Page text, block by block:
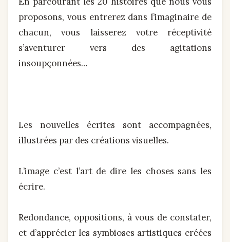
proposons, vous entrerez dans l’imaginaire de
chacun, vous laisserez votre réceptivité
s’aventurer vers des agitations
insoupçonnées…
Les nouvelles écrites sont accompagnées,
illustrées par des créations visuelles.
L’image c’est l’art de dire les choses sans les
écrire.
Redondance, oppositions, à vous de constater,
et d’apprécier les symbioses artistiques créées